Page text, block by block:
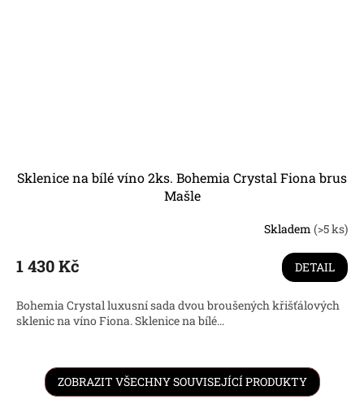
Sklenice na bílé víno 2ks. Bohemia Crystal Fiona brus
Mašle
Skladem (>5 ks)
1 430 Kč DETAIL
Bohemia Crystal luxusní sada dvou broušených křišťálových
sklenic na víno Fiona. Sklenice na bílé...
ZOBRAZIT VŠECHNY SOUVISEJÍCÍ PRODUKTY